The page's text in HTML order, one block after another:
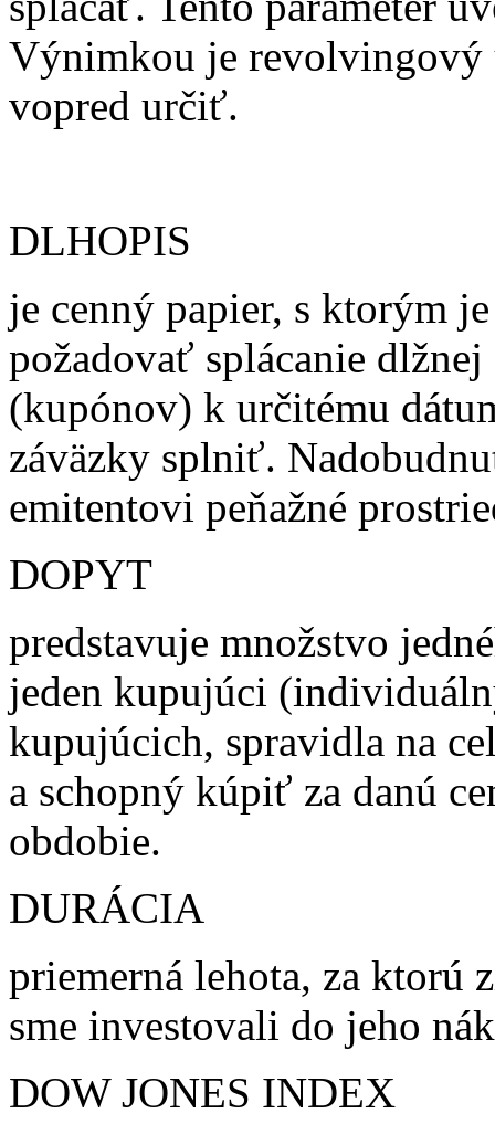
Výnimkou je revolvingový
vopred určiť.
DLHOPIS
je cenný papier, s ktorým
požadovať splácanie
(kupónov) k určitému
záväzky splniť.
emitentovi peňažné
DOPYT
predstavuje množstvo
jeden kupujúci
kupujúcich, spravidla na
a schopný kúpiť za danú
obdobie.
DURÁCIA
priemerná lehota, za ktorú
sme investovali do jeho
DOW JONES INDEX